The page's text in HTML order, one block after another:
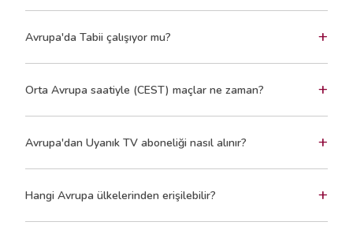
Avrupa'da Tabii çalışıyor mu? +
Orta Avrupa saatiyle (CEST) maçlar ne zaman? +
Avrupa'dan Uyanık TV aboneliği nasıl alınır? +
Hangi Avrupa ülkelerinden erişilebilir? +